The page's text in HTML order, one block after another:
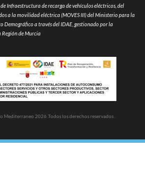
Infraestructura de recarga de vehículos eléctricos, del
a la movilidad eléctrica (MOVES III) del Ministerio para la
Demográfico a través del IDAE, gestionado por la
de Murcia
2026 .Todos los derechos reservados .